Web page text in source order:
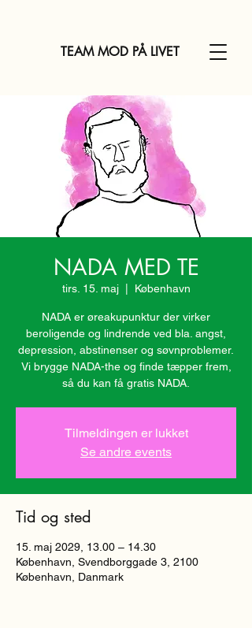
TEAM MOD PÅ LIVET
NADA MED TE
tirs. 15. maj
  |
København
NADA er øreakupunktur der virker
beroligende og lindrende ved bla. angst,
depression, abstinenser og søvnproblemer.
Vi brygge NADA-the og finde tæpper frem,
så du kan få gratis NADA.
Tilmeldingen er lukket
Se andre events
Tid og sted
15. maj 2029, 13.00 – 14.30
København, Svendborggade 3, 2100
København, Danmark